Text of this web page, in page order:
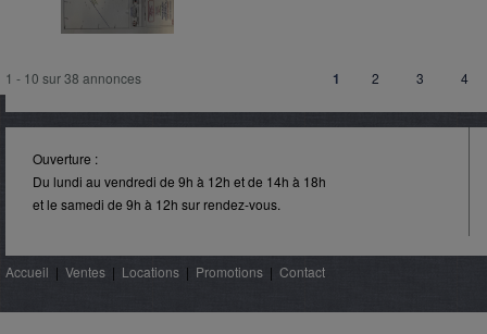
1 - 10 sur 38 annonces 1 2 3 4
Ouverture :
Du lundi au vendredi de 9h à 12h et de 14h à 18h
et le samedi de 9h à 12h sur rendez-vous.
Accueil | Ventes | Locations | Promotions | Contact